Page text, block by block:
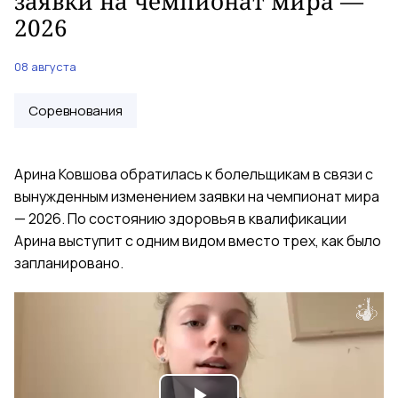
2026
08 августа
Соревнования
Арина Ковшова обратилась к болельщикам в связи с
вынужденным изменением заявки на чемпионат мира
— 2026. По состоянию здоровья в квалификации
Арина выступит с одним видом вместо трех, как было
запланировано.